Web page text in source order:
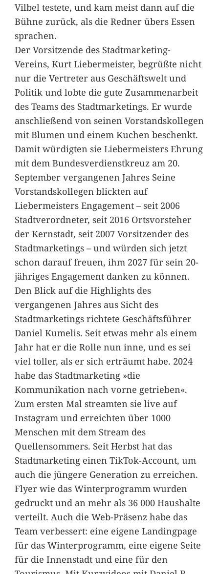
Vilbel testete, und kam meist dann auf die
Bühne zurück, als die Redner übers Essen
sprachen.
Der Vorsitzende des Stadtmarketing-
Vereins, Kurt Liebermeister, begrüßte nicht
nur die Vertreter aus Geschäftswelt und
Politik und lobte die gute Zusammenarbeit
des Teams des Stadtmarketings. Er wurde
anschließend von seinen Vorstandskollegen
mit Blumen und einem Kuchen beschenkt.
Damit würdigten sie Liebermeisters Ehrung
mit dem Bundesverdienstkreuz am 20.
September vergangenen Jahres Seine
Vorstandskollegen blickten auf
Liebermeisters Engagement – seit 2006
Stadtverordneter, seit 2016 Ortsvorsteher
der Kernstadt, seit 2007 Vorsitzender des
Stadtmarketings – und würden sich jetzt
schon darauf freuen, ihm 2027 für sein 20-
jähriges Engagement danken zu können.
Den Blick auf die Highlights des
vergangenen Jahres aus Sicht des
Stadtmarketings richtete Geschäftsführer
Daniel Kumelis. Seit etwas mehr als einem
Jahr hat er die Rolle nun inne, und es sei
viel toller, als er sich erträumt habe. 2024
habe das Stadtmarketing »die
Kommunikation nach vorne getrieben«.
Zum ersten Mal streamten sie live auf
Instagram und erreichten über 1000
Menschen mit dem Stream des
Quellensommers. Seit Herbst hat das
Stadtmarketing einen TikTok-Account, um
auch die jüngere Generation zu erreichen.
Flyer wie das Winterprogramm wurden
gedruckt und an mehr als 36 000 Haushalte
verteilt. Auch die Web-Präsenz habe das
Team verbessert: eine eigene Landingpage
für das Winterprogramm, eine eigene Seite
für die Innenstadt und eine für den